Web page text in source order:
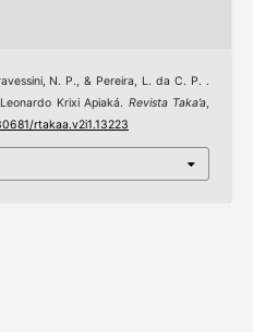
N. P., & Pereira, L. da C. P. .
Krixi Apiaká. Revista Taka’a,
rtakaa.v2i1.13223